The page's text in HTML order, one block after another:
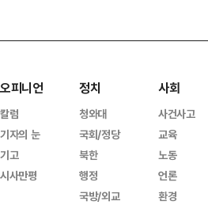
오피니언
칼럼
기자의 눈
기고
시사만평
정치
청와대
국회/정당
북한
행정
국방/외교
사회
사건사고
교육
노동
언론
환경